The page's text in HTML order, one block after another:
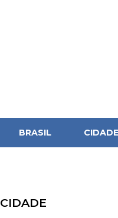
BRASIL CIDADE
CIDADE